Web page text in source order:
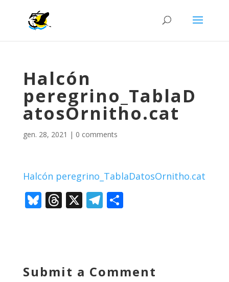
Halcón
peregrino_TablaD
atosOrnitho.cat
gen. 28, 2021 | 0 comments
Halcón peregrino_TablaDatosOrnitho.cat
Bl
y
T
d
X T
a
C
ar
Submit a Comment